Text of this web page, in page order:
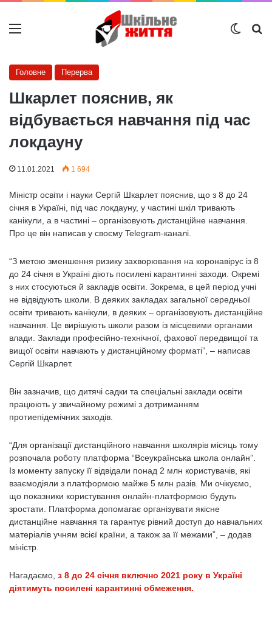
Меню
Головне Перерва
Шкарлет пояснив, як
відбувається навчання під час
локдауну
11.01.2021 1 694
Міністр освіти і науки Сергій Шкарлет пояснив, що з 8 до 24
січня в Україні, під час локдауну, у частині шкіл тривають
канікули, а в частині – організовують дистанційне навчання.
Про це він написав у своєму Telegram-каналі.
“З метою зменшення ризику захворювання на коронавірус із 8
до 24 січня в Україні діють посилені карантинні заходи. Окремі
з них стосуються й закладів освіти. Зокрема, в цей період учні
не відвідують школи. В деяких закладах загальної середньої
освіти тривають канікули, в деяких – організовують дистанційне
навчання. Це вирішують школи разом із місцевими органами
влади. Заклади професійно-технічної, фахової передвищої та
вищої освіти навчають у дистанційному форматі”, – написав
Сергій Шкарлет.
Він зазначив, що дитячі садки та спеціальні заклади освіти
працюють у звичайному режимі з дотриманням
протиепідемічних заходів.
“Для організації дистанційного навчання школярів місяць тому
розпочала роботу платформа “Всеукраїнська школа онлайн”.
Із моменту запуску її відвідали понад 2 млн користувачів, які
взаємодіяли з платформою майже 5 млн разів. Ми очікуємо,
що показники користування онлайн-платформою будуть
зростати. Платформа допомагає організувати якісне
дистанційне навчання та гарантує рівний доступ до навчальних
матеріалів учням всієї країни, а також за її межами”, – додав
міністр.
Нагадаємо, з 8 до 24 січня включно 2021 року в Україні
діятимуть посилені карантинні обмеження.